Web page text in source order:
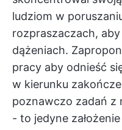
ludziom w
rozpraszaczach, aby
dążeniach.
pracy aby odnieść
w kierunku
poznawczo zadań z
- to jedyne